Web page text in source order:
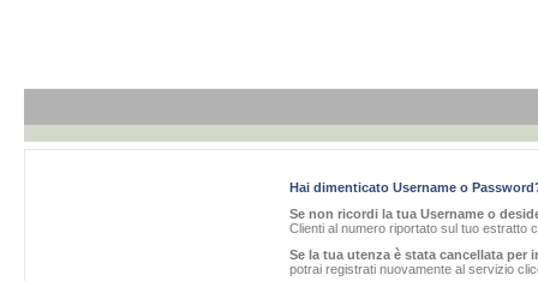
Hai dimenticato Username o
Se non ricordi la tua Username o
Clienti al numero riportato sul tuo estratto
Se la tua utenza è stata cancellata per
potrai registrati nuovamente al servizio